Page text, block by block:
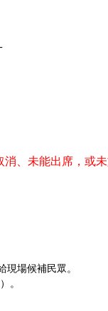
消、未能出席，或
現場候補民眾。
。